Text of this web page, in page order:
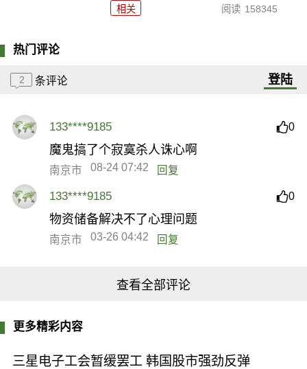
相关 阅读 158345
热门评论
2 条评论 登陆
133****9185 0
魔鬼搞了个寂寞杀人诛心啊
南京市 08-24 07:42 回复
133****9185 0
物资储备解决不了心理问题
南京市 03-26 04:42 回复
查看全部评论
更多精彩内容
三星电子工会暂缓罢工 韩国股市强劲反弹